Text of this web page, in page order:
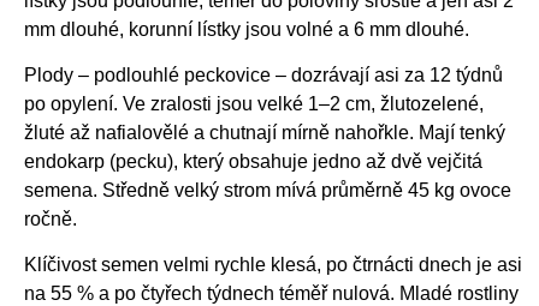
mm dlouhé, korunní lístky jsou volné a 6 mm dlouhé.
Plody – podlouhlé peckovice – dozrávají asi za 12 týdnů
po opylení. Ve zralosti jsou velké 1–2 cm, žlutozelené,
žluté až nafialovělé a chutnají mírně nahořkle. Mají tenký
endokarp (pecku), který obsahuje jedno až dvě vejčitá
semena. Středně velký strom mívá průměrně 45 kg ovoce
ročně.
Klíčivost semen velmi rychle klesá, po čtrnácti dnech je asi
na 55 % a po čtyřech týdnech téměř nulová. Mladé rostliny